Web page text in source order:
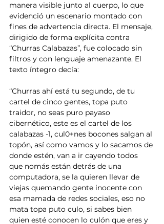
manera visible junto al cuerpo, lo que
evidenció un escenario montado con
fines de advertencia directa. El mensaje,
dirigido de forma explícita contra
“Churras Calabazas”, fue colocado sin
filtros y con lenguaje amenazante. El
texto íntegro decía:
“Churras ahí está tu segundo, de tu
cartel de cinco gentes, topa puto
traidor, no seas puro payaso
cibernético, este es el cartel de los
calabazas -1, cul0+nes bocones salgan al
topón, así como vamos y lo sacamos de
donde estén, van a ir cayendo todos
que nomás están detrás de una
computadora, se la quieren llevar de
viejas quemando gente inocente con
esa mamada de redes sociales, eso no
mata topa puto culo, si sabes bien
quien esté conocen lo culón que eres y